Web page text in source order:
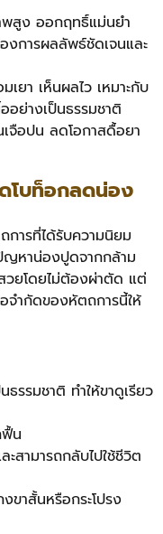
สูง ออกฤทธิ์แม่นยำ
งการผลลัพธ์ชัดเจนและ
เยา เห็นผลไว เหมาะกับ
อย่างเป็นธรรมชาติ
เจือปน ลดโอกาสดื้อยา
โบท็อกลดน่อง
ารที่ได้รับความนิยม
ญหาน่องปูดจากกล้าม
สวยโดยไม่ต้องผ่าตัด แต่
จำกัดของหัตถการนี้ให้
รรมชาติ ทำให้ขาดูเรียว
น
ะสามารถกลับไปใช้ชีวิต
ขาสั้นหรือกระโปรง